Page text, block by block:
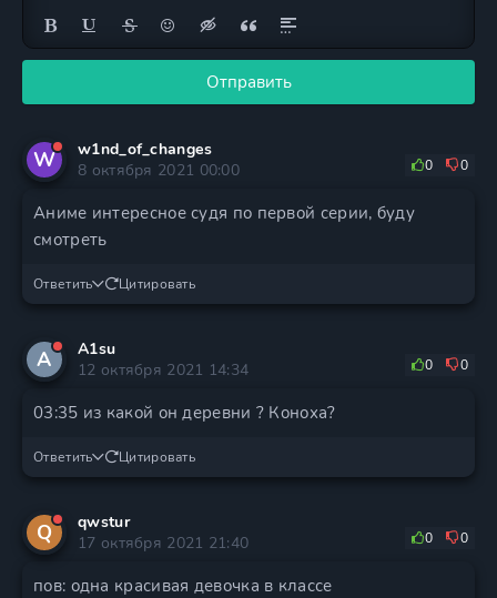
Отправить
W
w1nd_of_changes
8 октября 2021 00:00
0 0
Аниме интересное судя по первой серии, буду
смотреть
Ответить Цитировать
A
A1su
12 октября 2021 14:34
0 0
03:35 из какой он деревни ? Коноха?
Ответить Цитировать
Q
qwstur
17 октября 2021 21:40
0 0
пов: одна красивая девочка в классе